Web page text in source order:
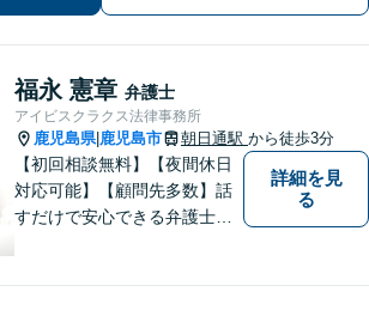
福永 憲章 弁護士
アイビスクラクス法律事務所
鹿児島県| 鹿児島市 朝日通駅 から徒歩3分
【初回相談無料】【夜間休日
対応可能】【顧問先多数】話
すだけで安心できる弁護士を
詳細を見
る